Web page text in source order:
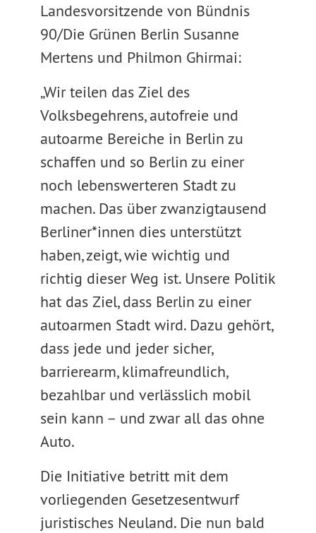
Landesvorsitzende von Bündnis
90/Die Grünen Berlin Susanne
Mertens und Philmon Ghirmai:
„Wir teilen das Ziel des
Volksbegehrens, autofreie und
autoarme Bereiche in Berlin zu
schaffen und so Berlin zu einer
noch lebenswerteren Stadt zu
machen. Das über zwanzigtausend
Berliner*innen dies unterstützt
haben, zeigt, wie wichtig und
richtig dieser Weg ist. Unsere Politik
hat das Ziel, dass Berlin zu einer
autoarmen Stadt wird. Dazu gehört,
dass jede und jeder sicher,
barrierearm, klimafreundlich,
bezahlbar und verlässlich mobil
sein kann – und zwar all das ohne
Auto.
Die Initiative betritt mit dem
vorliegenden Gesetzesentwurf
juristisches Neuland. Die nun bald